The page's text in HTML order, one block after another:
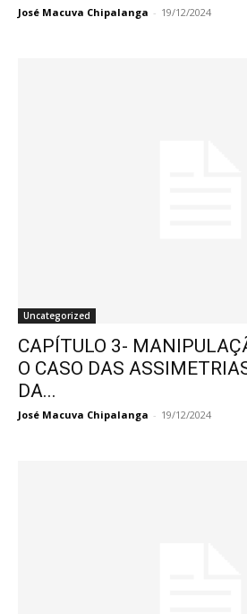
José Macuva Chipalanga - 19/12/2024
Uncategorized
CAPÍTULO 3-
O CASO DAS
DA...
José Macuva Chipalanga - 19/12/2024